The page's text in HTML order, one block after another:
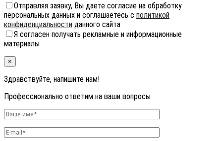
Отправляя заявку, Вы даете согласие на обработку
персональных данных и соглашаетесь с политикой
конфиденциальности данного сайта
Я согласен получать рекламные и информационные
материалы
×
Здравствуйте, напишите нам!
Профессионально ответим на ваши вопросы